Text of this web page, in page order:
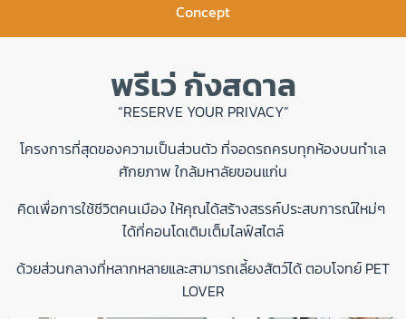
Concept
พรีเว่ กังสดาล
“RESERVE YOUR PRIVACY”
โครงการที่สุดของความเป็นส่วนตัว ที่จอดรถครบทุกห้องบนทำเล
ศักยภาพ ใกล้มหาลัยขอนแก่น
คิดเพื่อการใช้ชีวิตคนเมือง ให้คุณได้สร้างสรรค์ประสบการณ์ใหม่ๆ
ได้ที่คอนโดเติมเต็มไลฟ์สไตล์
ด้วยส่วนกลางที่หลากหลายและสามารถเลี้ยงสัตว์ได้ ตอบโจทย์ PET
LOVER